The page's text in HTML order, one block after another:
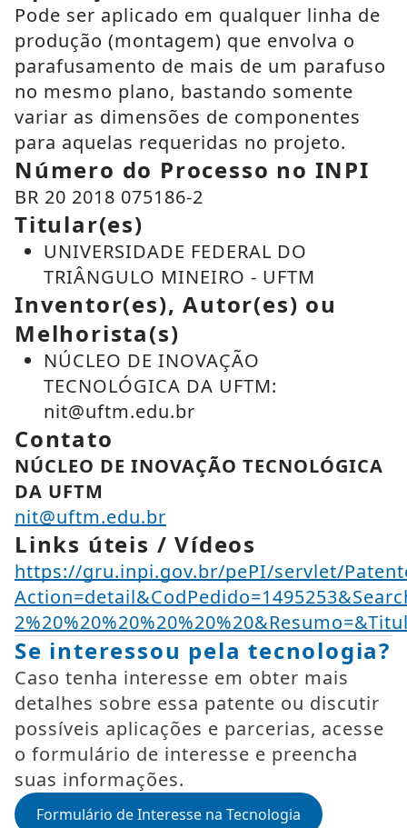
Pode ser aplicado em qualquer linha de
produção (montagem) que envolva o
parafusamento de mais de um parafuso
no mesmo plano, bastando somente
variar as dimensões de componentes
para aquelas requeridas no projeto.
Número do Processo no INPI
BR 20 2018 075186-2
Titular(es)
UNIVERSIDADE FEDERAL DO
TRIÂNGULO MINEIRO - UFTM
Inventor(es), Autor(es) ou
Melhorista(s)
NÚCLEO DE INOVAÇÃO
TECNOLÓGICA DA UFTM:
nit@uftm.edu.br
Contato
NÚCLEO DE INOVAÇÃO TECNOLÓGICA
DA UFTM
nit@uftm.edu.br
Links úteis / Vídeos
https://gru.inpi.gov.br/pePI/servlet/
Se interessou pela tecnologia?
Caso tenha interesse em obter mais
detalhes sobre essa patente ou discutir
possíveis aplicações e parcerias, acesse
o formulário de interesse e preencha
suas informações.
Formulário de Interesse na Tecnologia